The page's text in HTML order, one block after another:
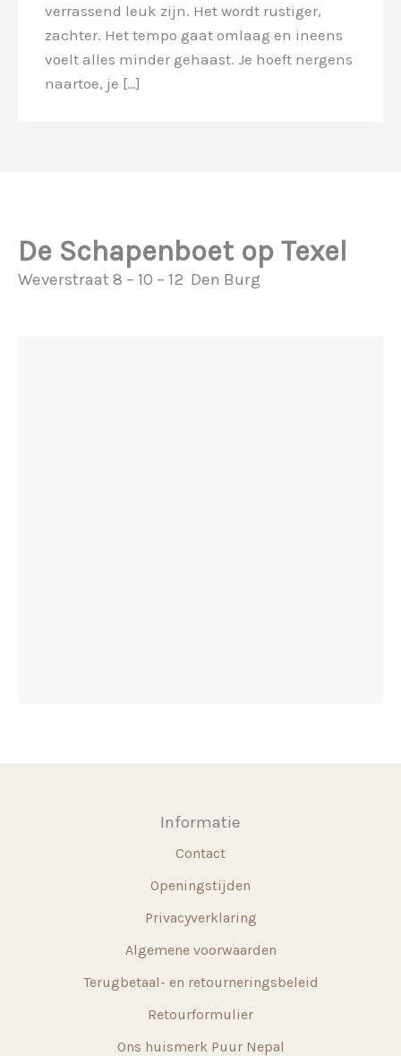
verrassend leuk zijn. Het wordt rustiger,
zachter. Het tempo gaat omlaag en ineens
voelt alles minder gehaast. Je hoeft nergens
naartoe, je […]
De Schapenboet op Texel
Weverstraat 8 – 10 – 12 Den Burg
Informatie
Contact
Openingstijden
Privacyverklaring
Algemene voorwaarden
Terugbetaal- en retourneringsbeleid
Retourformulier
Ons huismerk Puur Nepal